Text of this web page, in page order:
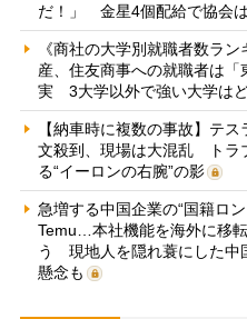
だ！」 金星4個配給で協会
《商社の大学別就職者数ラ
産、住友商事への就職者は
実 3大学以外で強い大学は
【納車時に複数の事故】テ
文殺到、現場は大混乱 トラ
る“イーロンの右腕”の影
急増する中国企業の“国籍ロ
Temu…本社機能を海外に移
う 現地人を隠れ蓑にした中
懸念も